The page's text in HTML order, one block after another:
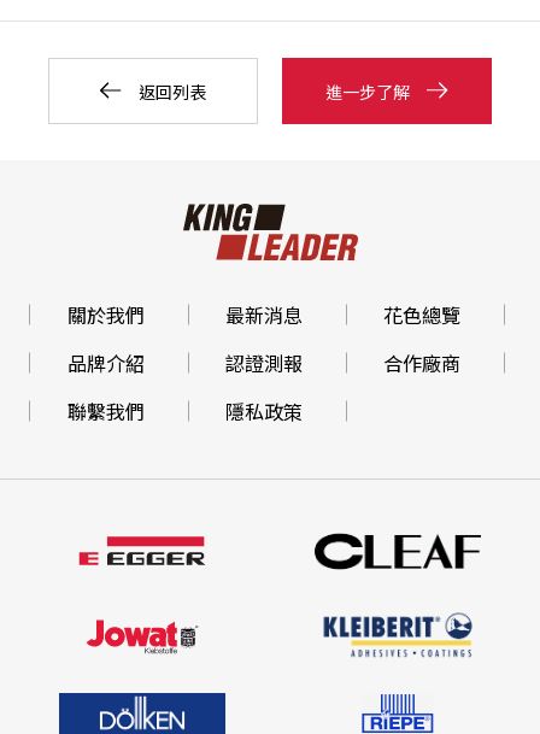
返回列表 進一步了解
關於我們 最新消息
花色總覽
品牌介紹
認證測報
合作廠商
聯繫我們
隱私政策